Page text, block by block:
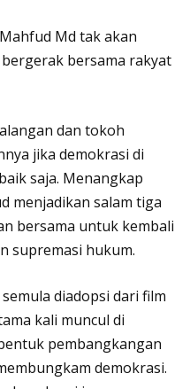
Md tak akan
bersama rakyat
dan tokoh
jika demokrasi di
saja. Menangkap
menjadikan salam tiga
bersama untuk kembali
supremasi hukum.
diadopsi dari film
kali muncul di
pembangkangan
demokrasi.